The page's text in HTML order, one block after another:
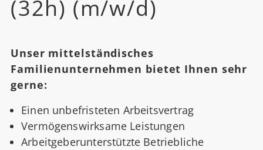
(32h) (m/w/d)
Unser mittelständisches
Familienunternehmen bietet Ihnen sehr
gerne:
Einen unbefristeten Arbeitsvertrag
Vermögenswirksame Leistungen
Arbeitgeberunterstützte Betriebliche